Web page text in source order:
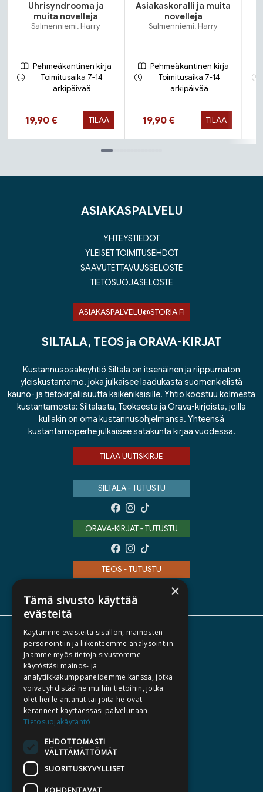
Uhrisyndrooma ja
muita novelleja
Salmenniemi, Harry
Pehmeäkantinen kirja
Toimitusaika 7-14
arkipäivää
Hinta nyt
19,90 € TILAA
Asiakaskoralli ja muita
novelleja
Salmenniemi, Harry
Pehmeäkantinen kirja
Toimitusaika 7-14
arkipäivää
Hinta nyt
19,90 € TILAA
ASIAKASPALVELU
YHTEYSTIEDOT
YLEISET TOIMITUSEHDOT
SAAVUTETTAVUUSSELOSTE
TIETOSUOJASELOSTE
ASIAKASPALVELU@STORIA.FI
SILTALA, TEOS ja ORAVA-KIRJAT
Kustannusosakeyhtiö Siltala on itsenäinen ja riippumaton
yleiskustantamo, joka julkaisee laadukasta suomenkielistä
kauno- ja tietokirjallisuutta kaikenikäisille. Yhtiö koostuu kolmesta
kustantamosta: Siltalasta, Teoksesta ja Orava-kirjoista, joilla
kullakin on oma kustannusohjelmansa. Yhteensä
kustantamoperhe julkaisee satakunta kirjaa vuodessa.
TILAA UUTISKIRJE
SILTALA - TUTUSTU
ORAVA-KIRJAT - TUTUSTU
TEOS - TUTUSTU
TIETOA MEISTÄ
TEKIJÄT
KATALOGIT
AJANKOHTAISTA
HALUATKO KIRJAILIJAKSI
KIRJA TILAUSTYÖNÄ
MEDIALLE
LASKUTUSOSOITTEET
×
Tämä sivusto käyttää
evästeitä
Käytämme evästeitä sisällön, mainosten
personointiin ja liikenteemme analysointiin.
Jaamme myös tietoja sivustomme
käytöstäsi mainos- ja
analytiikkakumppaneidemme kanssa, jotka
voivat yhdistää ne muihin tietoihin, jotka
olet heille antanut tai joita he ovat
keränneet käyttäessäsi palveluitaan.
Tietosuojakäytäntö
EHDOTTOMASTI
VÄLTTÄMÄTTÖMÄT
SUORITUSKYVYLLISET